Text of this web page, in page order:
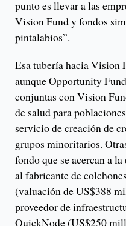
punto es llevar a las
Vision Fund y fondos
pintalabios”.
Esa tubería hacia Vision
aunque Opportunity
conjuntas con Vision
de salud para
servicio de creación de
grupos minoritarios.
fondo que se acercan a
al fabricante de
(valuación de US$388
proveedor de
QuickNode (US$250